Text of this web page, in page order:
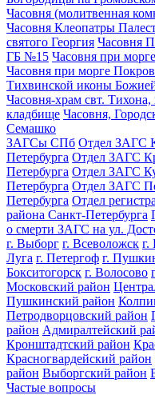
Часовня (молитвенная
Часовня Клеопатры
святого Георгия Часовня
ГБ №15 Часовня при
Часовня при морге
Тихвинской иконы
Часовня-храм свт.
кладбище Часовня,
Семашко
ЗАГСы СПб Отдел ЗАГС
Петербурга Отдел ЗАГС
Петербурга Отдел ЗАГС
Петербурга Отдел ЗАГС
Петербурга Отдел
района Санкт-Петербурга
о смерти ЗАГС на ул.
г. Выборг г. Всеволожск г.
Луга г. Петергоф г.
Бокситогорск г. Волосово
Московский район
Пушкинский район
Петродворцовский район
район Адмиралтейский
Кронштадтский район
Красногвардейский район
район Выборгский район
Частые вопросы